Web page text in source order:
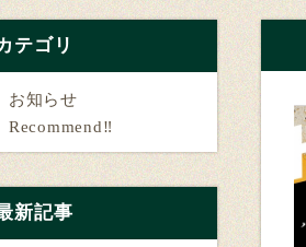
テゴリ
お知らせ
Recommend‼️
新記事